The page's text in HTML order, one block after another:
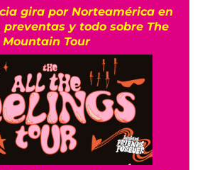
gira por Norteamérica en
preventas y todo sobre The
Mountain Tour